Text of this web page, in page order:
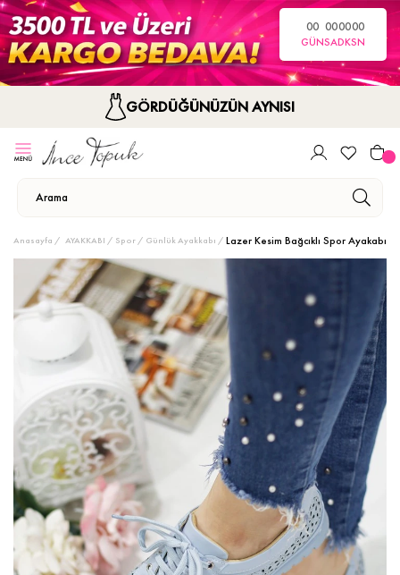
00
GÜN
00
SA
00
DK
00
SN
GÖRDÜĞÜNÜZÜN AYNISI
Anasayfa AYAKKABI Spor / Günlük Ayakkabı Lazer Kesim Bağcıklı Spor Ayakabı